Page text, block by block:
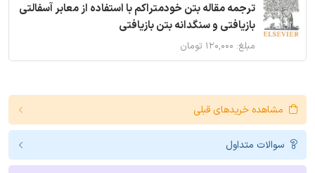
ترجمه مقاله بتن خودمتراکم با استفاده از معابر آسفالتی
بازیافتی و سنگدانه بتن بازیافتی
مبلغ: ۱۲۰,۰۰۰ تومان
مشاهده خریدهای قبلی
سوالات متداول